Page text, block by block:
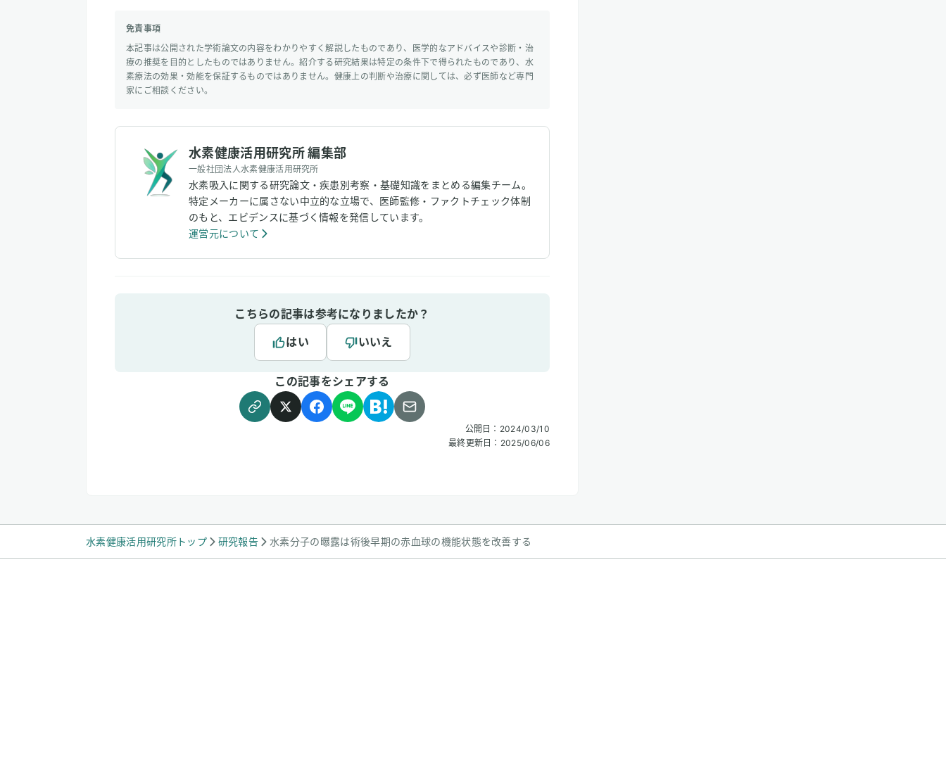
免責事項
本記事は公開された学術論文の内容をわかりやすく解説したものであり、医学的なアドバイスや診断・治
療の推奨を目的としたものではありません。紹介する研究結果は特定の条件下で得られたものであり、水
素療法の効果・効能を保証するものではありません。健康上の判断や治療に関しては、必ず医師など専門
家にご相談ください。
水素健康活用研究所 編集部
一般社団法人水素健康活用研究所
水素吸入に関する研究論文・疾患別考察・基礎知識をまとめる編集チーム。
特定メーカーに属さない中立的な立場で、医師監修・ファクトチェック体制
のもと、エビデンスに基づく情報を発信しています。
運営元について
こちらの記事は参考になりましたか？
はい
いいえ
この記事をシェアする
公開日： 2024/03/10
最終更新日： 2025/06/06
水素健康活用研究所トップ 研究報告 水素分子の曝露は術後早期の赤血球の機能状態を改善する